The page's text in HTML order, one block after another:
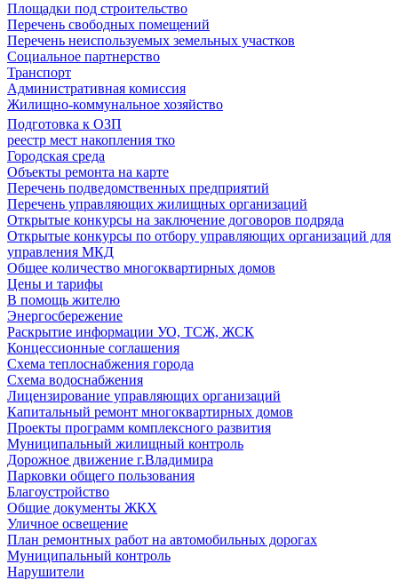
Площадки под строительство
Перечень свободных помещений
Перечень неиспользуемых земельных участков
Социальное партнерство
Транспорт
Административная комиссия
Жилищно-коммунальное хозяйство
Подготовка к ОЗП
реестр мест накопления тко
Городская среда
Объекты ремонта на карте
Перечень подведомственных предприятий
Перечень управляющих жилищных организаций
Открытые конкурсы на заключение договоров подряда
Открытые конкурсы по отбору управляющих организаций для
управления МКД
Общее количество многоквартирных домов
Цены и тарифы
В помощь жителю
Энергосбережение
Раскрытие информации УО, ТСЖ, ЖСК
Концессионные соглашения
Схема теплоснабжения города
Схема водоснабжения
Лицензирование управляющих организаций
Капитальный ремонт многоквартирных домов
Проекты программ комплексного развития
Муниципальный жилищный контроль
Дорожное движение г.Владимира
Парковки общего пользования
Благоустройство
Общие документы ЖКХ
Уличное освещение
План ремонтных работ на автомобильных дорогах
Муниципальный контроль
Нарушители